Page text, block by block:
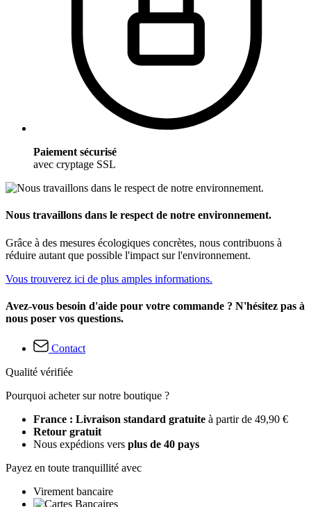
Paiement sécurisé
avec cryptage SSL
Nous travaillons dans le respect de notre environnement.
Grâce à des mesures écologiques concrètes, nous contribuons à
réduire autant que possible l'impact sur l'environnement.
Vous trouverez ici de plus amples informations.
Avez-vous besoin d'aide pour votre commande ? N'hésitez pas à
nous poser vos questions.
Contact
Qualité vérifiée
Pourquoi acheter sur notre boutique ?
France : Livraison standard gratuite à partir de 49,90 €
Retour gratuit
Nous expédions vers plus de 40 pays
Payez en toute tranquillité avec
Virement bancaire